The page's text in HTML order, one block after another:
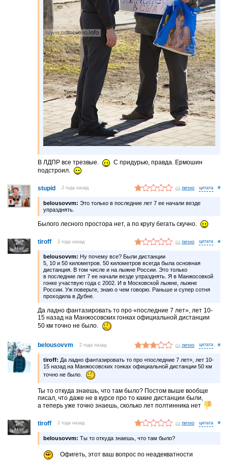
В ЛДПР все трезвые.
С придурью, правда. Ермошин
подстроил.
stupid 2 года назад лично #
belousovvm: Это только в последние лет 7 ее начали везде
упразднять.
Былого лесного простора нет, а по кругу бегать скучно.
tiroff 2 года назад лично #
belousovvm: Ну почему все? Были дистанции
5, 10 и 50 километров. 50 километров всегда была основная
дистанция. В том числе и на лыжне России. Это только
в последние лет 7 ее начали везде упразднять. Я в Манжосовкой
гонке участвую года с 2002. И в Московской лыжне, лыжне
России. Уж поверьте, знаю о чем говорю. Раньше и супер сотня
проходила в Дубне.
Да ладно фантазировать то про «последние 7 лет», лет 10-
15 назад на Манжосовских гонках официальной дистанции
50 км точно не было.
belousovvm 2 года назад лично #
tiroff: Да ладно фантазировать то про «последние 7 лет», лет 10-
15 назад на Манжосовских гонках официальной дистанции 50 км
точно не было.
Ты то откуда знаешь, что там было? Постом выше вообще
писал, что даже не в курсе про то какие дистанции были,
а теперь уже точно знаешь, сколько лет полтинника нет
tiroff 2 года назад лично #
belousovvm: Ты то откуда знаешь, что там было?
Офигеть, этот ваш вопрос по неадекватности